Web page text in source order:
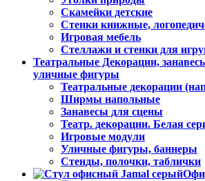
Скамейки детские
Стенки книжные,
Игровая мебель
Стеллажи и стенки для
Театральные Декорации,
уличные фигуры
Театральные декорации
Ширмы напольные
Занавесы для сцены
Театр. декорации. Белая
Игровые модули
Уличные фигуры, баннеры
Стенды, полочки, таблички